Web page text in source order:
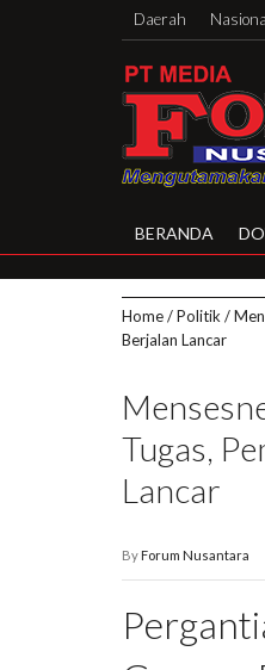
Daerah
BERANDA
Home/Politik/
Berjalan Lancar
Tugas,
Lancar
ByForum Nusantara